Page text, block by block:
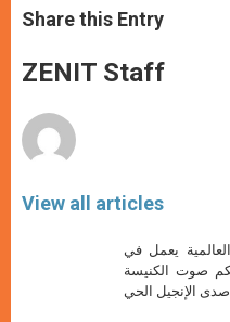
t
s
p
p
s
e
g
e
e
b
o
k
Share this Entry
ZENIT Staff
View all articles
يعمل في
صوت الكنيسة